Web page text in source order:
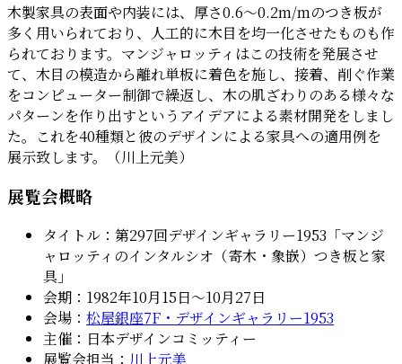
木製家具の表面や内装には、厚さ0.6〜0.2m/mのつき板が
多く用いられており、人工的に木目を均一化させたものも作
られております。マンジャロッティはこの技術を発展させ
て、木目の模造から離れ単板に着色を施し、接着、削ぐ作業
をコンピューター制御で繰返し、木の肌ざわりのある様々な
パターンを作り出すというアイデアによる素材開発をしまし
た。これを40種類と彼のデザインによる家具への適用例を
展示致します。（川上元美）
展覧会概略
タイトル：第297回デザインギャラリー1953「マンジ
ャロッティのインタルシオ（寄木・象嵌）つき板と家
具」
会期：1982年10月15日〜10月27日
会場： 松屋銀座7F・デザインギャラリー1953
主催：日本デザインコミッティー
展覧会担当： 川上元美